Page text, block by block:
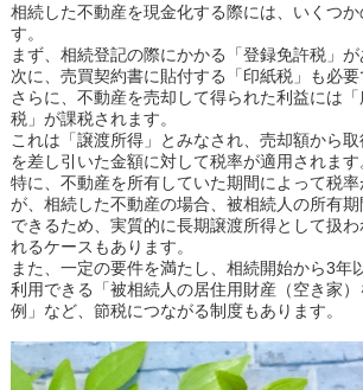
相続した不動産を現金化する際には、いくつか
す。
まず、相続登記の際にかかる「登録免許税」が
次に、売買契約書に貼付する「印紙税」も必要
さらに、不動産を売却して得られた利益には
税」が課税されます。
これは「譲渡所得」とみなされ、売却額から
を差し引いた金額に対して税率が適用されます
特に、不動産を所有していた期間によって税
が、相続した不動産の場合、被相続人の所有
できるため、実質的に長期譲渡所得として扱
れるケースもあります。
また、一定の要件を満たし、相続開始から3年
利用できる「被相続人の居住用財産（空き家
例」など、節税につながる制度もあります。